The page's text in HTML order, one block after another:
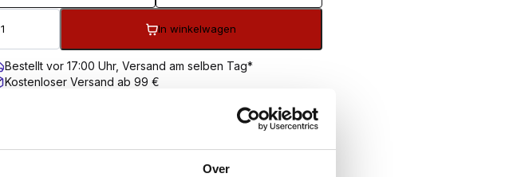
Over
In winkelwagen
Bestellt vor 17:00 Uhr, Versand am selben Tag*
Kostenloser Versand ab 99 €